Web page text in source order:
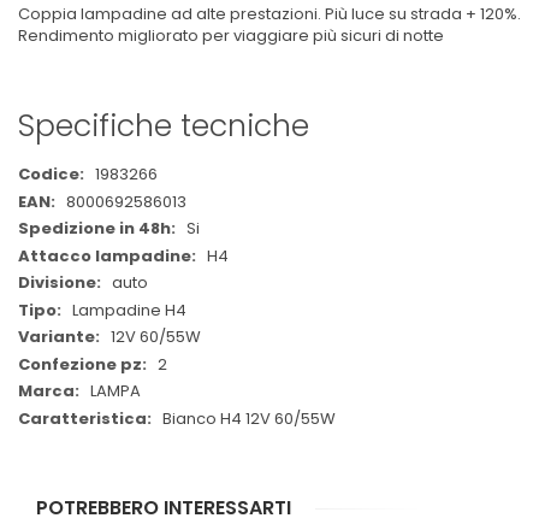
Coppia lampadine ad alte prestazioni. Più luce su strada + 120%.
Rendimento migliorato per viaggiare più sicuri di notte
Specifiche tecniche
Maggiori
Informazioni
1983266
8000692586013
Si
H4
auto
Lampadine H4
12V 60/55W
2
LAMPA
Bianco H4 12V 60/55W
POTREBBERO INTERESSARTI